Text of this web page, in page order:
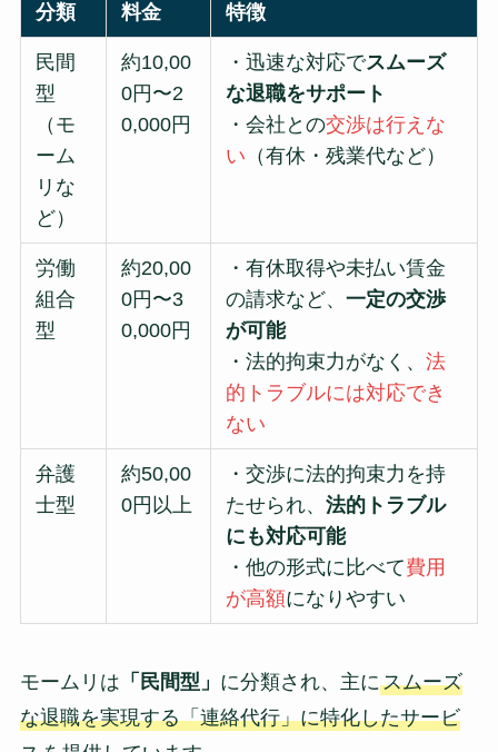
分類 料金 特徴
民間
型
（モ
ーム
リな
ど）
約10,00
0円〜2
0,000円
・迅速な対応でスムーズ
な退職をサポート
・会社との交渉は行えな
い （有休・残業代など）
労働
組合
型
約20,00
0円〜3
0,000円
・有休取得や未払い賃金
の請求など、一定の交渉
が可能
・法的拘束力がなく、法
的トラブルには対応でき
ない
弁護
士型
約50,00
0円以上
・交渉に法的拘束力を持
たせられ、法的トラブル
にも対応可能
・他の形式に比べて費用
が高額になりやすい
モームリは 「民間型」 に分類され、主にスムーズ
な退職を実現する「連絡代行」に特化したサービ